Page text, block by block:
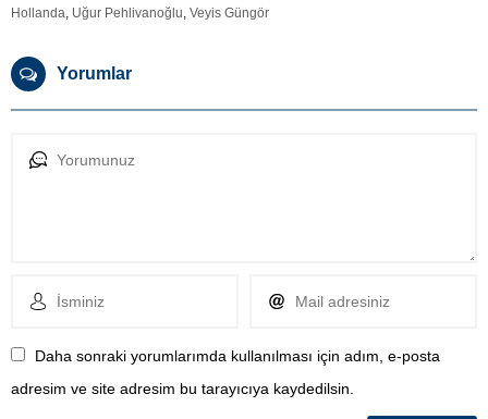
Hollanda Uğur Pehlivanoğlu Veyis Güngör
Yorumlar
Daha sonraki yorumlarımda kullanılması için adım, e-posta
adresim ve site adresim bu tarayıcıya kaydedilsin.